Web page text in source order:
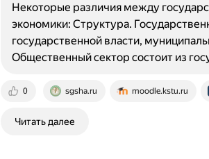
0 sgsha.ru moodle.kstu.ru
Некоторые различия между
экономики: Структура.
государственной власти,
Общественный сектор состоит из
Читать далее